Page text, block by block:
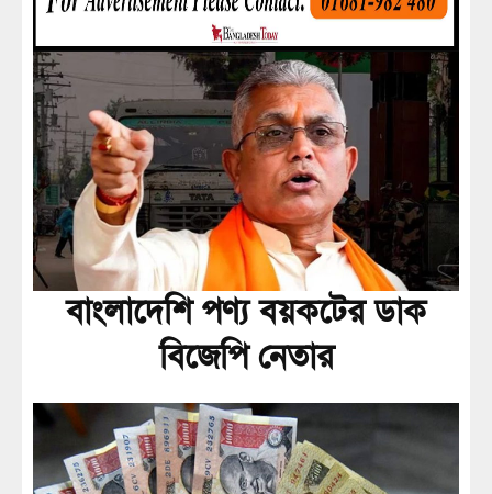
বাংলাদেশি পণ্য বয়কটের ডাক
বিজেপি নেতার